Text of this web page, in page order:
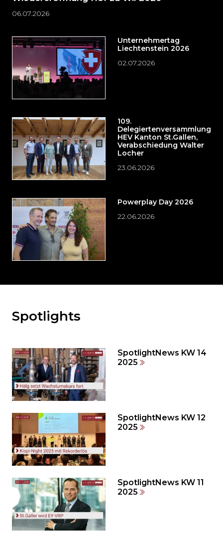
06.07.2026
Unternehmertag
Liechtenstein 2026
02.07.2026
109.
Delegiertenversammlung
HEV Kanton St.Gallen,
Verabschiedung Walter
Locher
23.06.2026
Powerplay Day 2026
22.06.2026
Möchten
den
weiteren
Inhalt
auslassen
und
zum
Seitenende
springen?
Spotlights
SpotlightNews KW 14
2025
SpotlightNews KW 12
2025
SpotlightNews KW 11
2025